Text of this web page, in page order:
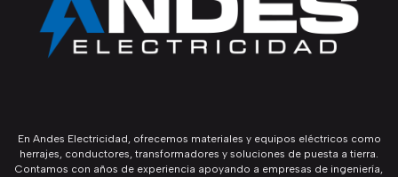
En Andes Electricidad, ofrecemos materiales y equipos eléctricos como
herrajes, conductores, transformadores y soluciones de puesta a tierra.
Contamos con años de experiencia apoyando a empresas de ingeniería,